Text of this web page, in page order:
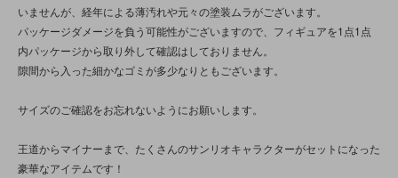
いませんが、経年による薄汚れや元々の塗装ムラがございます。
パッケージダメージを負う可能性がございますので、フィギュアを1点1点
内パッケージから取り外して確認はしておりません。
隙間から入った細かなゴミが多少なりともございます。
サイズのご確認をお忘れないようにお願いします。
王道からマイナーまで、たくさんのサンリオキャラクターがセットになった
豪華なアイテムです！